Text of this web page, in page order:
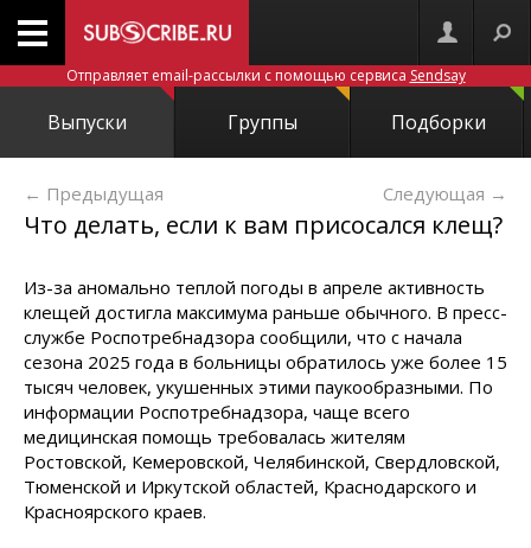
Отправляет email-рассылки с помощью сервиса Sendsay
Выпуски Группы Подборки
← Предыдущая Следующая →
Что делать, если к вам присосался клещ?
Из-за аномально теплой погоды в апреле активность
клещей достигла максимума раньше обычного. В пресс-
службе Роспотребнадзора сообщили, что с начала
сезона 2025 года в больницы обратилось уже более 15
тысяч человек, укушенных этими паукообразными. По
информации Роспотребнадзора, чаще всего
медицинская помощь требовалась жителям
Ростовской, Кемеровской, Челябинской, Свердловской,
Тюменской и Иркутской областей, Краснодарского и
Красноярского краев.